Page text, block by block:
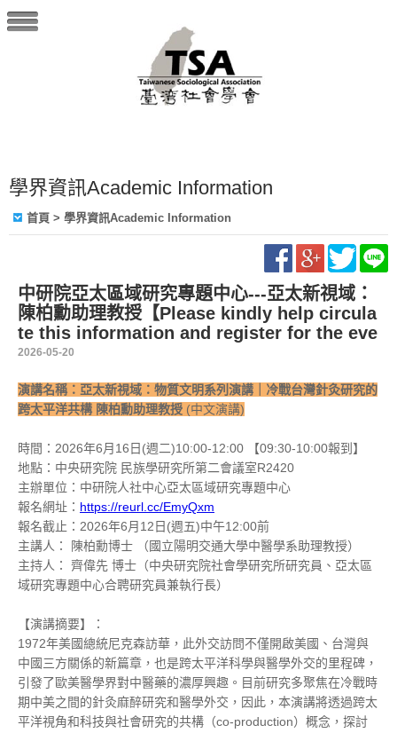
學界資訊Academic Information
首頁 > 學界資訊Academic Information
中研院亞太區域研究專題中心---亞太新視域：
陳柏勳助理教授【Please kindly help circula
te this information and register for the eve
2026-05-20
演講名稱：亞太新視域：物質文明系列演講｜冷戰台灣針灸研究的
跨太平洋共構 陳柏勳助理教授 (中文演講)
時間：2026年6月16日(週二)10:00-12:00 【09:30-10:00報到】
地點：中央研究院 民族學研究所第二會議室R2420
主辦單位：中研院人社中心亞太區域研究專題中心
報名網址： https://reurl.cc/EmyQxm
報名截止：2026年6月12日(週五)中午12:00前
主講人： 陳柏勳博士 （國立陽明交通大學中醫學系助理教授）
主持人： 齊偉先 博士（中央研究院社會學研究所研究員、亞太區
域研究專題中心合聘研究員兼執行長）
【演講摘要】：
1972年美國總統尼克森訪華，此外交訪問不僅開啟美國、台灣與
中國三方關係的新篇章，也是跨太平洋科學與醫學外交的里程碑，
引發了歐美醫學界對中醫藥的濃厚興趣。目前研究多聚焦在冷戰時
期中美之間的針灸麻醉研究和醫學外交，因此，本演講將透過跨太
平洋視角和科技與社會研究的共構（co-production）概念，探討